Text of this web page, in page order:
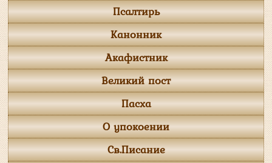
Псалтирь
Канонник
Акафистник
Великий пост
Пасха
О упокоении
Св.Писание